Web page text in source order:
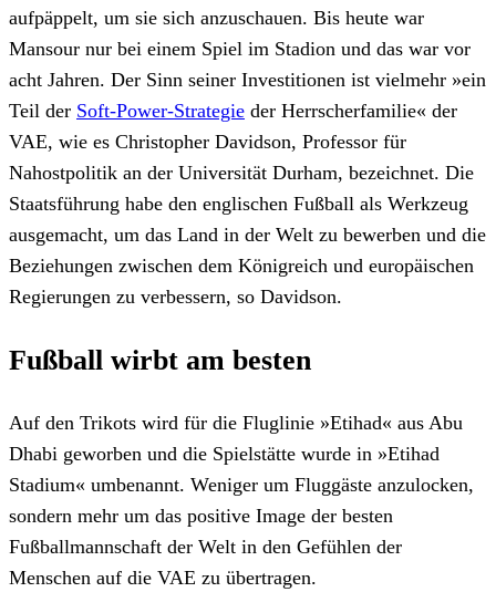
aufpäppelt, um sie sich anzuschauen. Bis heute war
Mansour nur bei einem Spiel im Stadion und das war vor
acht Jahren. Der Sinn seiner Investitionen ist vielmehr »ein
Teil der Soft-Power-Strategie der Herrscherfamilie« der
VAE, wie es Christopher Davidson, Professor für
Nahostpolitik an der Universität Durham, bezeichnet. Die
Staatsführung habe den englischen Fußball als Werkzeug
ausgemacht, um das Land in der Welt zu bewerben und die
Beziehungen zwischen dem Königreich und europäischen
Regierungen zu verbessern, so Davidson.
Fußball wirbt am besten
Auf den Trikots wird für die Fluglinie »Etihad« aus Abu
Dhabi geworben und die Spielstätte wurde in »Etihad
Stadium« umbenannt. Weniger um Fluggäste anzulocken,
sondern mehr um das positive Image der besten
Fußballmannschaft der Welt in den Gefühlen der
Menschen auf die VAE zu übertragen.